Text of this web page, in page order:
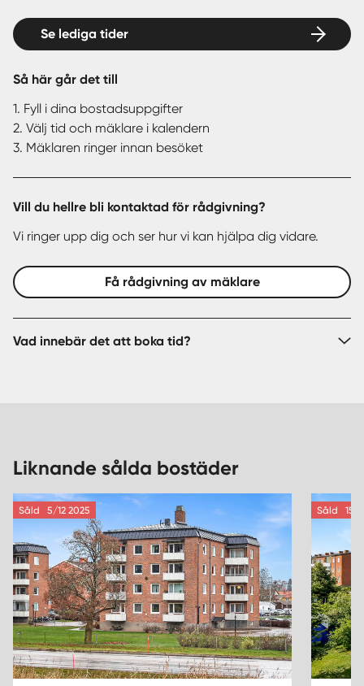
Se lediga tider
Så här går det till
1. Fyll i dina bostadsuppgifter
2. Välj tid och mäklare i kalendern
3. Mäklaren ringer innan besöket
Vill du hellre bli kontaktad för rådgivning?
Vi ringer upp dig och ser hur vi kan hjälpa dig vidare.
Få rådgivning av mäklare
Vad innebär det att boka tid?
Liknande sålda bostäder
Såld 5/12 2025 Såld 15/